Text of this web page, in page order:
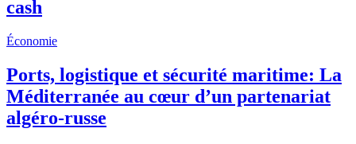
cash
Économie
Ports, logistique et sécurité maritime: La
Méditerranée au cœur d’un partenariat
algéro-russe